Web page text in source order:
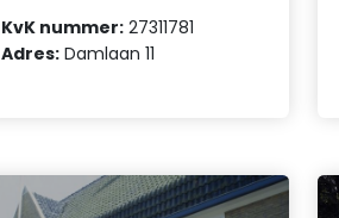
KvK nummer: 27311781
Adres: Damlaan 11